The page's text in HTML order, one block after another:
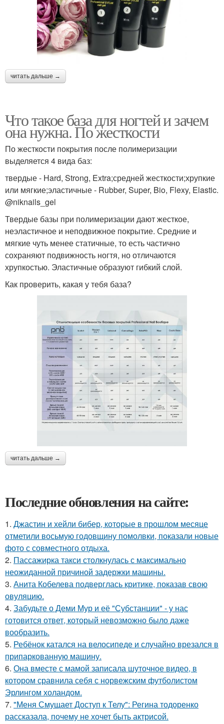
читать дальше →
Что такое база для ногтей и зачем
она нужна. По жесткости
По жесткости покрытия после полимеризации
выделяется 4 вида баз:
твердые - Hard, Strong, Extra;средней жесткости;хрупкие
или мягкие;эластичные - Rubber, Super, Bio, Flexy, Elastic.
@niknails_gel
Твердые базы при полимеризации дают жесткое,
неэластичное и неподвижное покрытие. Средние и
мягкие чуть менее статичные, то есть частично
сохраняют подвижность ногтя, но отличаются
хрупкостью. Эластичные образуют гибкий слой.
Как проверить, какая у тебя база?
читать дальше →
Последние обновления на сайте:
1. Джастин и хейли бибер, которые в прошлом месяце
отметили восьмую годовщину помолвки, показали новые
фото с совместного отдыха.
2. Пассажирка такси столкнулась с максимально
неожиданной причиной задержки машины.
3. Анита Кобелева подверглась критике, показав свою
овуляцию.
4. Забудьте о Деми Мур и её "Субстанции" - у нас
готовится ответ, который невозможно было даже
вообразить.
5. Ребёнок катался на велосипеде и случайно врезался в
припаркованную машину.
6. Она вместе с мамой записала шуточное видео, в
котором сравнила себя с норвежским футболистом
Эрлингом холандом.
7. "Меня Смущает Доступ к Телу": Регина тодоренко
рассказала, почему не хочет быть актрисой.